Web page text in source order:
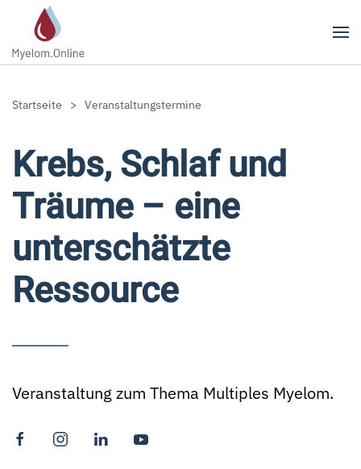
Zum Hauptinhalt springen
Startseite Veranstaltungstermine
Krebs, Schlaf und
Träume – eine
unterschätzte
Ressource
Veranstaltung zum Thema Multiples Myelom.